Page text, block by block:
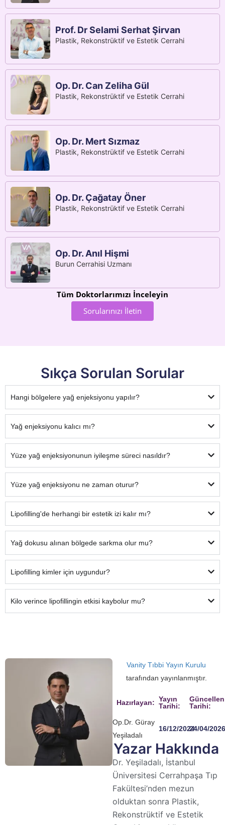
Prof. Dr Selami Serhat Şirvan
Plastik, Rekonstrüktif ve Estetik Cerrahi
Op. Dr. Can Zeliha Gül
Plastik, Rekonstrüktif ve Estetik Cerrahi
Op. Dr. Mert Sızmaz
Plastik, Rekonstrüktif ve Estetik Cerrahi
Op. Dr. Çağatay Öner
Plastik, Rekonstrüktif ve Estetik Cerrahi
Op. Dr. Anıl Hişmi
Burun Cerrahisi Uzmanı
Tüm Doktorlarımızı İnceleyin
Sorularınızı İletin
Sıkça Sorulan Sorular
Hangi bölgelere yağ enjeksiyonu yapılır?
Yağ enjeksiyonu kalıcı mı?
Yüze yağ enjeksiyonunun iyileşme süreci nasıldır?
Yüze yağ enjeksiyonu ne zaman oturur?
Lipofilling'de herhangi bir estetik izi kalır mı?
Yağ dokusu alınan bölgede sarkma olur mu?
Lipofilling kimler için uygundur?
Kilo verince lipofillingin etkisi kaybolur mu?
Yazar Hakkında
Vanity Tıbbi Yayın Kurulu
tarafından yayınlanmıştır.
Hazırlayan: Yayın
Tarihi:
Tarihi:
Op.Dr. Güray
Yeşiladalı
16/12/202424/04/2026
Dr. Yeşiladalı, İstanbul
Üniversitesi Cerrahpaşa Tıp
Fakültesi’nden mezun
olduktan sonra Plastik,
Rekonstrüktif ve Estetik